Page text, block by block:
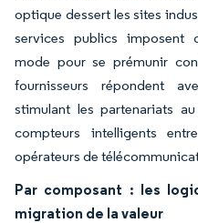
optique dessert les sites
services publics imposent
mode pour se prémunir
fournisseurs répondent
stimulant les partenariats
compteurs intelligents
opérateurs de
Par composant : les
migration de la valeur